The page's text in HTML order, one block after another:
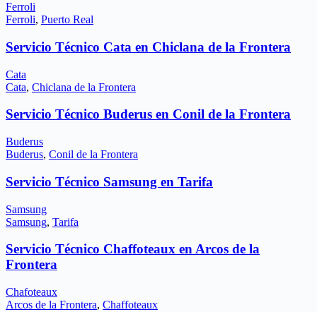
Ferroli
Ferroli, Puerto Real
Servicio Técnico Cata en Chiclana de la Frontera
Cata
Cata, Chiclana de la Frontera
Servicio Técnico Buderus en Conil de la Frontera
Buderus
Buderus, Conil de la Frontera
Servicio Técnico Samsung en Tarifa
Samsung
Samsung, Tarifa
Servicio Técnico Chaffoteaux en Arcos de la
Frontera
Chafoteaux
Arcos de la Frontera, Chaffoteaux